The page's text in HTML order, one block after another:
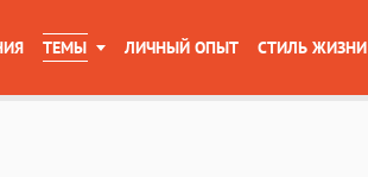
ТЕМЫ ЛИЧНЫЙ ОПЫТ СТИЛЬ ЖИЗНИ